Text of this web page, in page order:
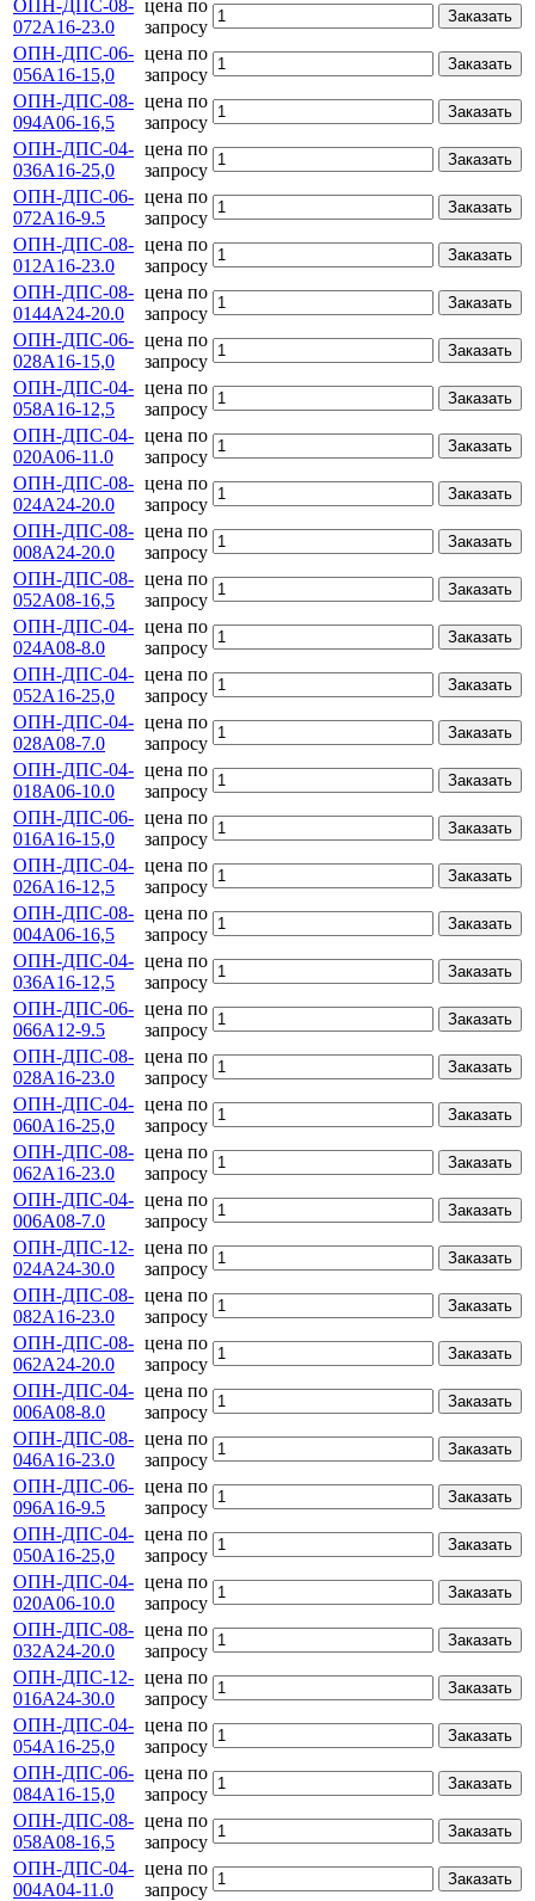
ОПН-ДПС-08-
072А16-23.0
цена по
запросу
Заказать
ОПН-ДПС-06-
056А16-15,0
цена по
запросу
Заказать
ОПН-ДПС-08-
094А06-16,5
цена по
запросу
Заказать
ОПН-ДПС-04-
036А16-25,0
цена по
запросу
Заказать
ОПН-ДПС-06-
072А16-9.5
цена по
запросу
Заказать
ОПН-ДПС-08-
012А16-23.0
цена по
запросу
Заказать
ОПН-ДПС-08-
0144А24-20.0
цена по
запросу
Заказать
ОПН-ДПС-06-
028А16-15,0
цена по
запросу
Заказать
ОПН-ДПС-04-
058А16-12,5
цена по
запросу
Заказать
ОПН-ДПС-04-
020А06-11.0
цена по
запросу
Заказать
ОПН-ДПС-08-
024А24-20.0
цена по
запросу
Заказать
ОПН-ДПС-08-
008А24-20.0
цена по
запросу
Заказать
ОПН-ДПС-08-
052А08-16,5
цена по
запросу
Заказать
ОПН-ДПС-04-
024А08-8.0
цена по
запросу
Заказать
ОПН-ДПС-04-
052А16-25,0
цена по
запросу
Заказать
ОПН-ДПС-04-
028А08-7.0
цена по
запросу
Заказать
ОПН-ДПС-04-
018А06-10.0
цена по
запросу
Заказать
ОПН-ДПС-06-
016А16-15,0
цена по
запросу
Заказать
ОПН-ДПС-04-
026А16-12,5
цена по
запросу
Заказать
ОПН-ДПС-08-
004А06-16,5
цена по
запросу
Заказать
ОПН-ДПС-04-
036А16-12,5
цена по
запросу
Заказать
ОПН-ДПС-06-
066А12-9.5
цена по
запросу
Заказать
ОПН-ДПС-08-
028А16-23.0
цена по
запросу
Заказать
ОПН-ДПС-04-
060А16-25,0
цена по
запросу
Заказать
ОПН-ДПС-08-
062А16-23.0
цена по
запросу
Заказать
ОПН-ДПС-04-
006А08-7.0
цена по
запросу
Заказать
ОПН-ДПС-12-
024А24-30.0
цена по
запросу
Заказать
ОПН-ДПС-08-
082А16-23.0
цена по
запросу
Заказать
ОПН-ДПС-08-
062А24-20.0
цена по
запросу
Заказать
ОПН-ДПС-04-
006А08-8.0
цена по
запросу
Заказать
ОПН-ДПС-08-
046А16-23.0
цена по
запросу
Заказать
ОПН-ДПС-06-
096А16-9.5
цена по
запросу
Заказать
ОПН-ДПС-04-
050А16-25,0
цена по
запросу
Заказать
ОПН-ДПС-04-
020А06-10.0
цена по
запросу
Заказать
ОПН-ДПС-08-
032А24-20.0
цена по
запросу
Заказать
ОПН-ДПС-12-
016А24-30.0
цена по
запросу
Заказать
ОПН-ДПС-04-
054А16-25,0
цена по
запросу
Заказать
ОПН-ДПС-06-
084А16-15,0
цена по
запросу
Заказать
ОПН-ДПС-08-
058А08-16,5
цена по
запросу
Заказать
ОПН-ДПС-04-
004А04-11.0
цена по
запросу
Заказать